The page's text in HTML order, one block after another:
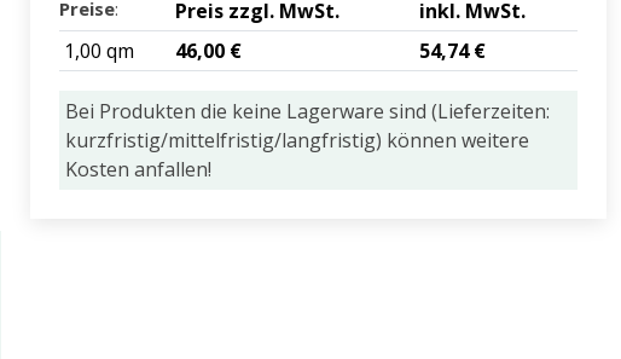
Preise: Preis zzgl. MwSt.
inkl. MwSt.
1,00 qm
46,00 € 54,74 €
Bei Produkten die keine Lagerware sind (Lieferzeiten:
kurzfristig/mittelfristig/langfristig) können weitere
Kosten anfallen!